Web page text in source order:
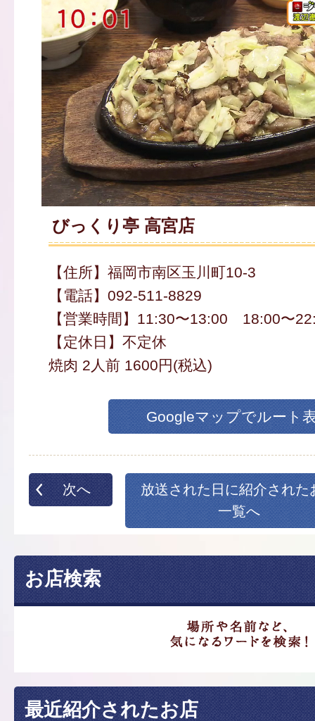
びっくり亭 高宮店
【住所】福岡市南区玉川町10-3
【電話】092-511-8829
【営業時間】11:30〜13:00 18:00〜
【定休日】不定休
焼肉 2人前 1600円(税込)
Googleマップでルート
次へ
放送された日に紹介された
一覧へ
お店検索
最近紹介されたお店